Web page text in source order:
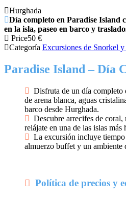
Hurghada
Día completo en Paradise Island
en la isla, paseo en barco y
Price50 €
Categoría Excursiones de Snorkel y
Paradise Island – Día
Disfruta de un día completo
de arena blanca, aguas
barco desde Hurghada.
Descubre arrecifes de coral,
relájate en una de las islas
La excursión incluye
almuerzo buffet y un ambiente
Política de precios y